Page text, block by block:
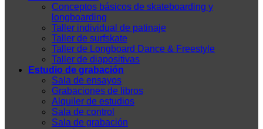
Conceptos básicos de skateboarding y
longboarding
Taller individual de patinaje
Taller de surfskate
Taller de Longboard Dance & Freestyle
Taller de diapositivas
Estudio de grabación
Sala de ensayos
Grabaciones de libros
Alquiler de estudios
Sala de control
Sala de grabación